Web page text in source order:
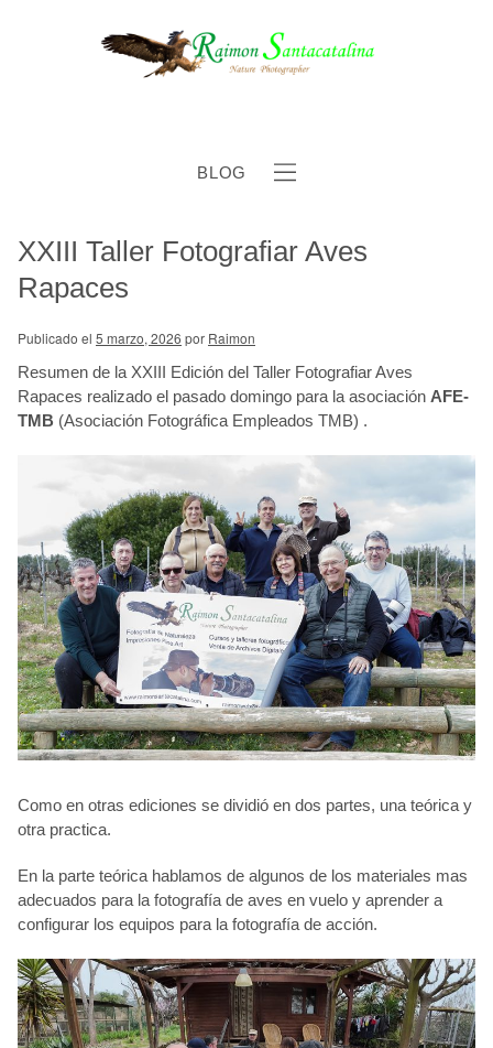
BLOG
XXIII Taller Fotografiar Aves
Rapaces
Publicado el 5 marzo, 2026 por Raimon
Resumen de la XXIII Edición del Taller Fotografiar Aves
Rapaces realizado el pasado domingo para la asociación AFE-
TMB (Asociación Fotográfica Empleados TMB) .
Como en otras ediciones se dividió en dos partes, una teórica y
otra practica.
En la parte teórica hablamos de algunos de los materiales mas
adecuados para la fotografía de aves en vuelo y aprender a
configurar los equipos para la fotografía de acción.